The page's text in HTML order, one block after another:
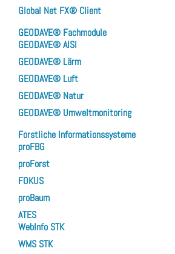
Global Net FX® Client
GEODAVE® Fachmodule
GEODAVE® AISI
GEODAVE® Lärm
GEODAVE® Luft
GEODAVE® Natur
GEODAVE® Umweltmonitoring
Forstliche Informationssysteme
proFBG
proForst
FOKUS
proBaum
ATES
WebInfo STK
WMS STK